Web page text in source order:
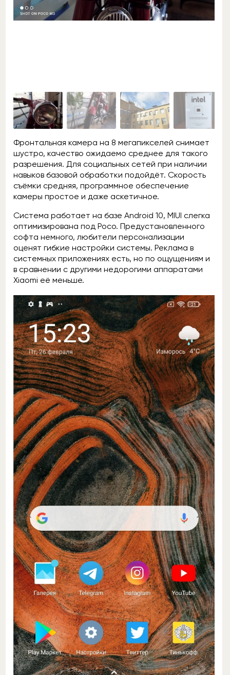
Фронтальная камера на 8 мегапикселей снимает
шустро, качество ожидаемо среднее для такого
разрешения. Для социальных сетей при наличии
навыков базовой обработки подойдёт. Скорость
съёмки средняя, программное обеспечение
камеры простое и даже аскетичное.
Система работает на базе Android 10, MIUI слегка
оптимизирована под Poco. Предустановленного
софта немного, любители персонализации
оценят гибкие настройки системы. Реклама в
системных приложениях есть, но по ощущениям и
в сравнении с другими недорогими аппаратами
Xiaomi её меньше.